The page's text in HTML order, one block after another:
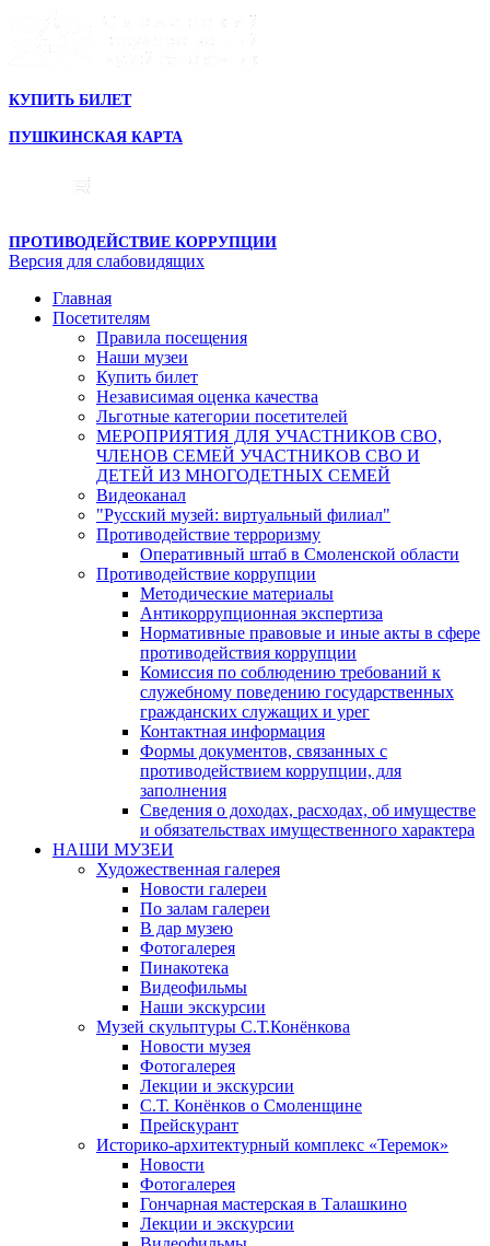
КУПИТЬ БИЛЕТ
ПУШКИНСКАЯ КАРТА
ПРОТИВОДЕЙСТВИЕ КОРРУПЦИИ
Версия для слабовидящих
Главная
Посетителям
Правила посещения
Наши музеи
Купить билет
Независимая оценка качества
Льготные категории посетителей
МЕРОПРИЯТИЯ ДЛЯ УЧАСТНИКОВ СВО,
ЧЛЕНОВ СЕМЕЙ УЧАСТНИКОВ СВО И
ДЕТЕЙ ИЗ МНОГОДЕТНЫХ СЕМЕЙ
Видеоканал
"Русский музей: виртуальный филиал"
Противодействие терроризму
Оперативный штаб в Смоленской области
Противодействие коррупции
Методические материалы
Антикоррупционная экспертиза
Нормативные правовые и иные акты в сфере
противодействия коррупции
Комиссия по соблюдению требований к
служебному поведению государственных
гражданских служащих и урег
Контактная информация
Формы документов, связанных с
противодействием коррупции, для
заполнения
Сведения о доходах, расходах, об имуществе
и обязательствах имущественного характера
НАШИ МУЗЕИ
Художественная галерея
Новости галереи
По залам галереи
В дар музею
Фотогалерея
Пинакотека
Видеофильмы
Наши экскурсии
Музей скульптуры С.Т.Конёнкова
Новости музея
Фотогалерея
Лекции и экскурсии
С.Т. Конёнков о Смоленщине
Прейскурант
Историко-архитектурный комплекс «Теремок»
Новости
Фотогалерея
Гончарная мастерская в Талашкино
Лекции и экскурсии